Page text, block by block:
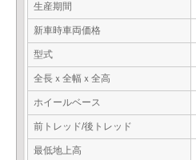
生産期間
新車時車両価格
型式
全長ｘ全幅ｘ全高
ホイールベース
前トレッド/後トレッド
最低地上高